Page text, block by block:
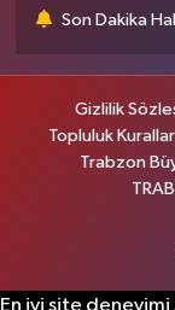
Son Dakika
Gizlilik
Topluluk
Trabzon
En iyi site